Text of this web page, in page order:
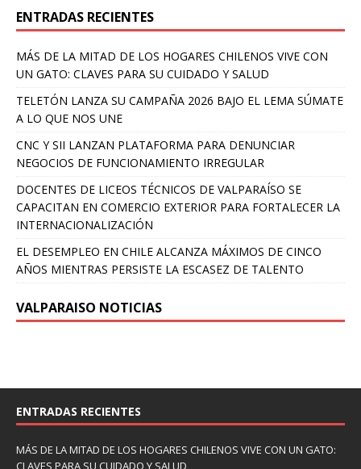
ENTRADAS RECIENTES
MÁS DE LA MITAD DE LOS HOGARES CHILENOS VIVE CON
UN GATO: CLAVES PARA SU CUIDADO Y SALUD
TELETÓN LANZA SU CAMPAÑA 2026 BAJO EL LEMA SÚMATE
A LO QUE NOS UNE
CNC Y SII LANZAN PLATAFORMA PARA DENUNCIAR
NEGOCIOS DE FUNCIONAMIENTO IRREGULAR
DOCENTES DE LICEOS TÉCNICOS DE VALPARAÍSO SE
CAPACITAN EN COMERCIO EXTERIOR PARA FORTALECER LA
INTERNACIONALIZACIÓN
EL DESEMPLEO EN CHILE ALCANZA MÁXIMOS DE CINCO
AÑOS MIENTRAS PERSISTE LA ESCASEZ DE TALENTO
VALPARAISO NOTICIAS
ENTRADAS RECIENTES
MÁS DE LA MITAD DE LOS HOGARES CHILENOS VIVE CON UN GATO:
CLAVES PARA SU CUIDADO Y SALUD